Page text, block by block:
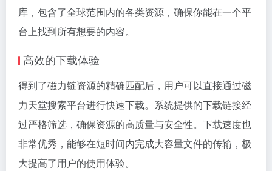
库，包含了全球范围内的各类资源，确保你能在一个平
台上找到所有想要的内容。
高效的下载体验
得到了磁力链资源的精确匹配后，用户可以直接通过磁
力天堂搜索平台进行快速下载。系统提供的下载链接经
过严格筛选，确保资源的高质量与安全性。下载速度也
非常优秀，能够在短时间内完成大容量文件的传输，极
大提高了用户的使用体验。